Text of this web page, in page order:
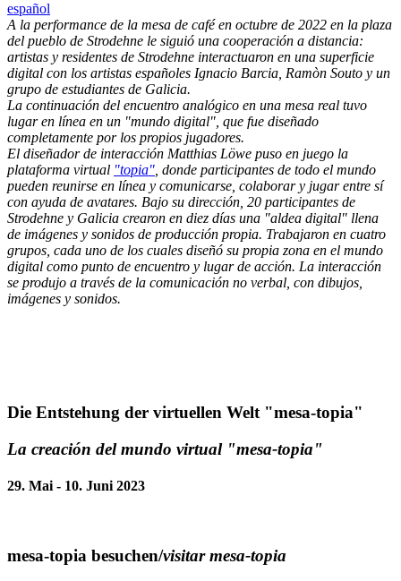
español
A la performance de la mesa de café en octubre de 2022 en la plaza
del pueblo de Strodehne le siguió una cooperación a distancia:
artistas y residentes de Strodehne interactuaron en una superficie
digital con los artistas españoles Ignacio Barcia, Ramòn Souto y un
grupo de estudiantes de Galicia.
La continuación del encuentro analógico en una mesa real tuvo
lugar en línea en un "mundo digital", que fue diseñado
completamente por los propios jugadores.
El diseñador de interacción Matthias Löwe puso en juego la
plataforma virtual "topia" , donde participantes de todo el mundo
pueden reunirse en línea y comunicarse, colaborar y jugar entre sí
con ayuda de avatares. Bajo su dirección, 20 participantes de
Strodehne y Galicia crearon en diez días una "aldea digital" llena
de imágenes y sonidos de producción propia. Trabajaron en cuatro
grupos, cada uno de los cuales diseñó su propia zona en el mundo
digital como punto de encuentro y lugar de acción. La interacción
se produjo a través de la comunicación no verbal, con dibujos,
imágenes y sonidos.
Die Entstehung der virtuellen Welt "mesa-topia"
La creación del mundo virtual "mesa-topia"
29. Mai - 10. Juni 2023
mesa-topia besuchen/visitar mesa-topia